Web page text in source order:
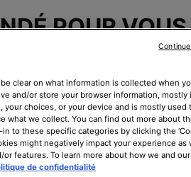
POUR VOUS
clear on what information is collected when
and/or store your browser information, mostly
choices, or your device and is mostly used
what we collect. You can find out more about
to these specific categories by clicking the
might negatively impact your experience as
features. To learn more about how we and
de confidentialité